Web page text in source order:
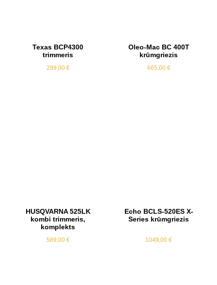
Texas BCP4300
trimmeris
299,00 €
Oleo-Mac BC 400T
krūmgriezis
665,00 €
HUSQVARNA 525LK
kombi trimmeris,
komplekts
589,00 €
Echo BCLS-520ES X-
Series krūmgriezis
1049,00 €